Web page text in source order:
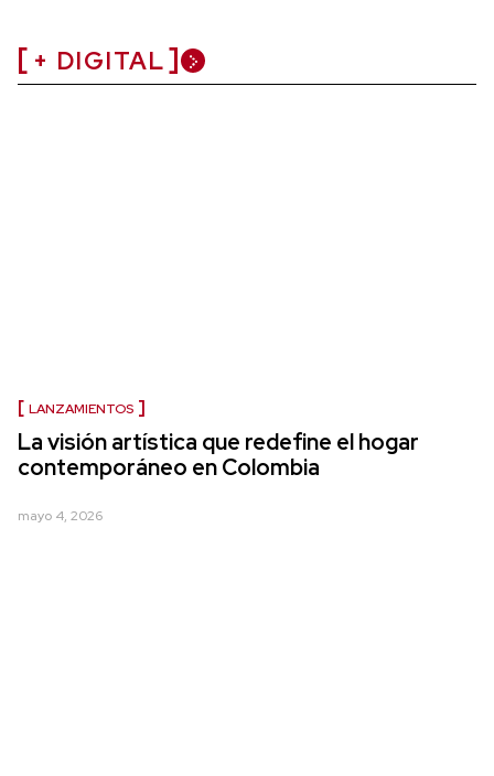
+ DIGITAL
LANZAMIENTOS
La visión artística que redefine el hogar
contemporáneo en Colombia
mayo 4, 2026